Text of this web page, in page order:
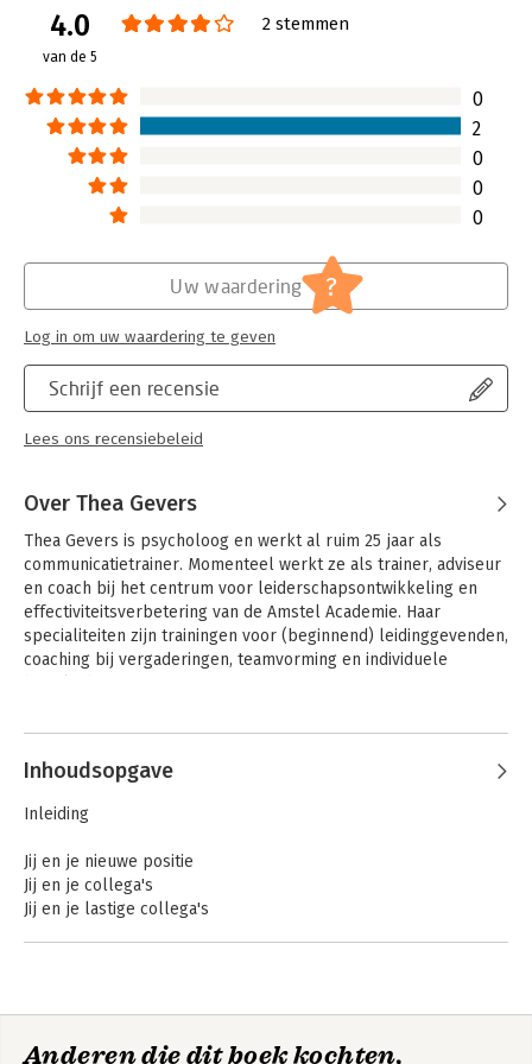
Verschijningsdatum:
25-11-2014
Hoofdrubriek:
4.0
van de 5
2 stemmen
0
2
0
0
0
Schrijf een recensie
Lees ons recensiebeleid
Uw waardering ?
Log in om uw waardering te geven
Over Thea Gevers
Thea Gevers is psycholoog en werkt al ruim 25 jaar als
communicatietrainer. Momenteel werkt ze als trainer, adviseur
en coach bij het centrum voor leiderschapsontwikkeling en
effectiviteitsverbetering van de Amstel Academie. Haar
specialiteiten zijn trainingen voor (beginnend) leidinggevenden,
coaching bij vergaderingen, teamvorming en individuele
Inhoudsopgave
Inleiding
Jij en je nieuwe positie
Jij en je collega's
Jij en je lastige collega's
Anderen die dit boek kochten,